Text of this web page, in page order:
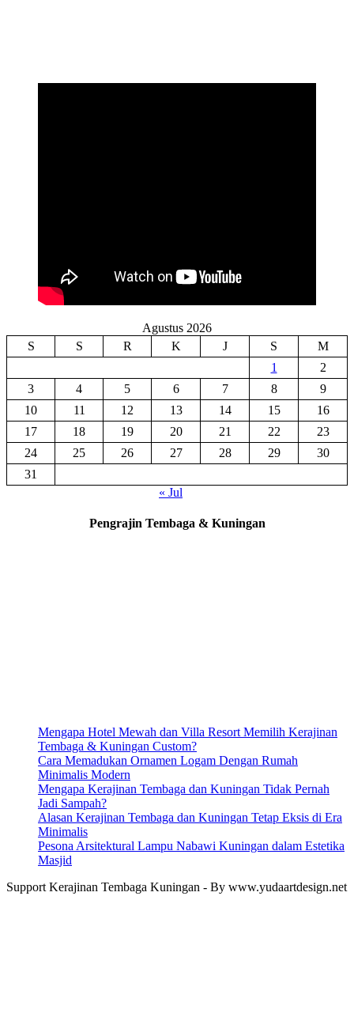
Agustus 2026
S
S R K J S
M
1
2
3
4 5 6 7 8
9
10
11 12 13 14 15
16
17
18 19 20 21 22
23
24
25 26 27 28 29
30
31
« Jul
Pengrajin Tembaga & Kuningan
Mengapa Hotel Mewah dan Villa Resort Memilih Kerajinan
Tembaga & Kuningan Custom?
Cara Memadukan Ornamen Logam Dengan Rumah
Minimalis Modern
Mengapa Kerajinan Tembaga dan Kuningan Tidak Pernah
Jadi Sampah?
Alasan Kerajinan Tembaga dan Kuningan Tetap Eksis di Era
Minimalis
Pesona Arsitektural Lampu Nabawi Kuningan dalam Estetika
Masjid
Support Kerajinan Tembaga Kuningan - By www.yudaartdesign.net